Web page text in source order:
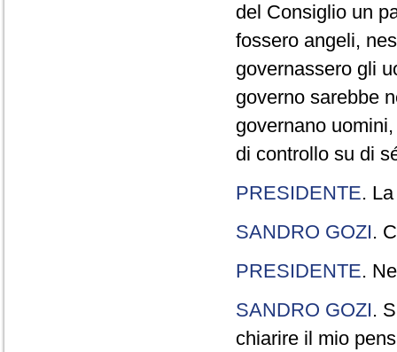
del Consiglio un
fossero angeli,
governassero gli
governo sarebbe
governano
di controllo su di
PRESIDENTE.
SANDRO GOZI.
PRESIDENTE.
SANDRO GOZI.
chiarire il mio